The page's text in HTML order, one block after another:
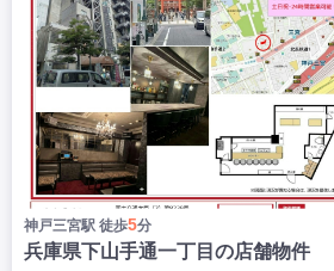
神戸三宮駅 徒歩5分
兵庫県下山手通一丁目の店舗物件